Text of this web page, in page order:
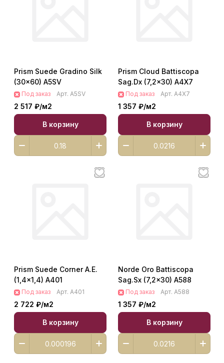
Prism Suede Gradino Silk
(30x60) A5SV
Под заказ Арт. A5SV
2 517 ₽/м2
В корзину
Prism Cloud Battiscopa
Sag.Dx (7,2x30) A4X7
Под заказ Арт. A4X7
1 357 ₽/м2
В корзину
Prism Suede Corner A.E.
(1,4x1,4) A401
Под заказ Арт. A401
2 722 ₽/м2
В корзину
Norde Oro Battiscopa
Sag.Sx (7,2x30) A588
Под заказ Арт. A588
1 357 ₽/м2
В корзину